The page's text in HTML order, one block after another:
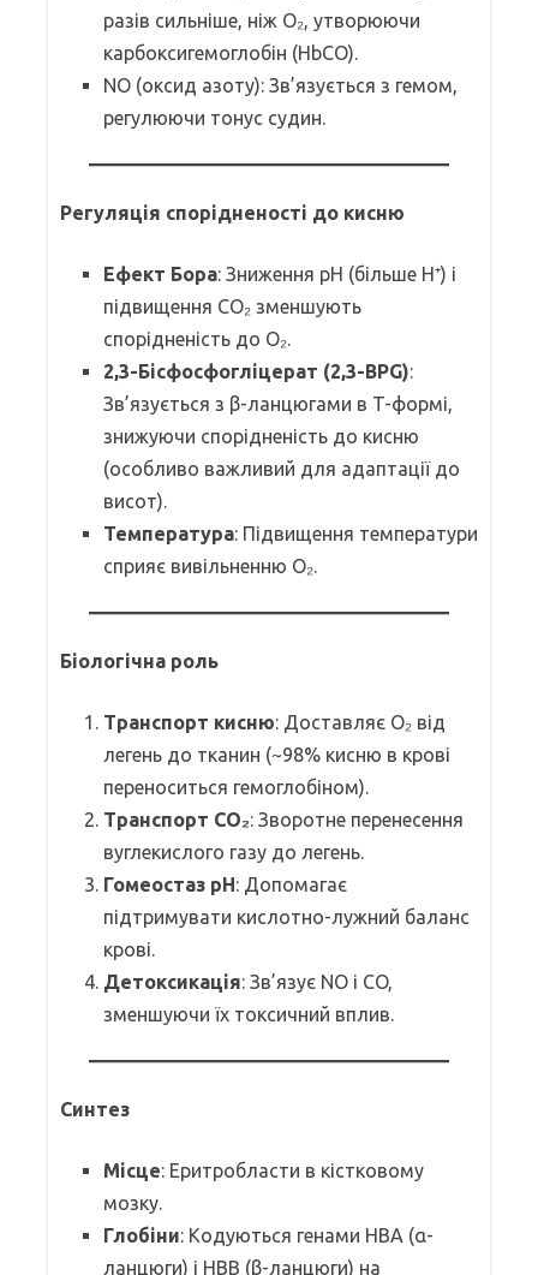
разів сильніше, ніж O₂, утворюючи
карбоксигемоглобін (HbCO).
NO (оксид азоту): Зв’язується з гемом,
регулюючи тонус судин.
Регуляція спорідненості до кисню
Ефект Бора: Зниження pH (більше H⁺) і
підвищення CO₂ зменшують
спорідненість до O₂.
2,3-Бісфосфогліцерат (2,3-BPG):
Зв’язується з β-ланцюгами в T-формі,
знижуючи спорідненість до кисню
(особливо важливий для адаптації до
висот).
Температура: Підвищення температури
сприяє вивільненню O₂.
Біологічна роль
Транспорт кисню: Доставляє O₂ від
легень до тканин (~98% кисню в крові
переноситься гемоглобіном).
Транспорт CO₂: Зворотне перенесення
вуглекислого газу до легень.
Гомеостаз pH: Допомагає
підтримувати кислотно-лужний баланс
крові.
Детоксикація: Зв’язує NO і CO,
зменшуючи їх токсичний вплив.
Синтез
Місце: Еритробласти в кістковому
мозку.
Глобіни: Кодуються генами HBA (α-
ланцюги) і HBB (β-ланцюги) на